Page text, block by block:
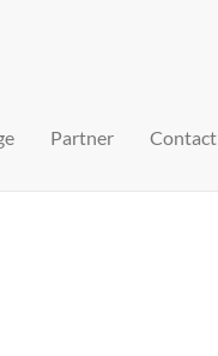
Partner Contact